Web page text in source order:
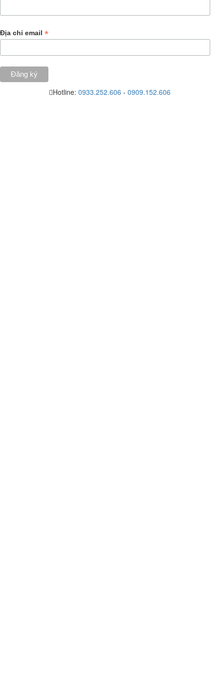
Địa chỉ email *
Hotline: 0933.252.606 - 0909.152.606